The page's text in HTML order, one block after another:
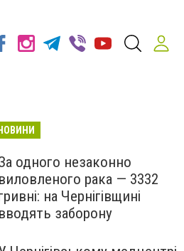
одного незаконно
виловленого рака — 3332
на Чернігівщині
вводять заборону